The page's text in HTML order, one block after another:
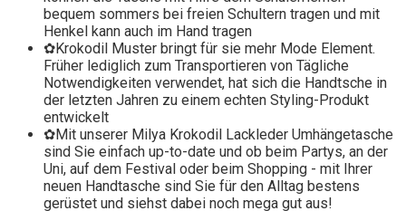
bequem sommers bei freien Schultern tragen und mit
Henkel kann auch im Hand tragen
✿Krokodil Muster bringt für sie mehr Mode Element.
Früher lediglich zum Transportieren von Tägliche
Notwendigkeiten verwendet, hat sich die Handtsche in
der letzten Jahren zu einem echten Styling-Produkt
entwickelt
✿Mit unserer Milya Krokodil Lackleder Umhängetasche
sind Sie einfach up-to-date und ob beim Partys, an der
Uni, auf dem Festival oder beim Shopping - mit Ihrer
neuen Handtasche sind Sie für den Alltag bestens
gerüstet und siehst dabei noch mega gut aus!